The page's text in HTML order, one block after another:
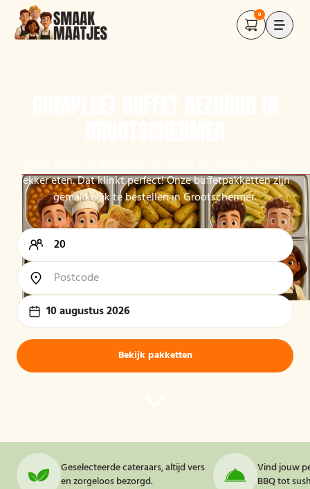
0
lekker eten. Dat klinkt perfect! Onze buffetpakketten zijn
gemakkelijk te bestellen in Grootschermer.
10 augustus 2026
Bekijk pakketten
Geselecteerde cateraars, altijd vers
en zorgeloos bezorgd.
Vind jouw
BBQ tot